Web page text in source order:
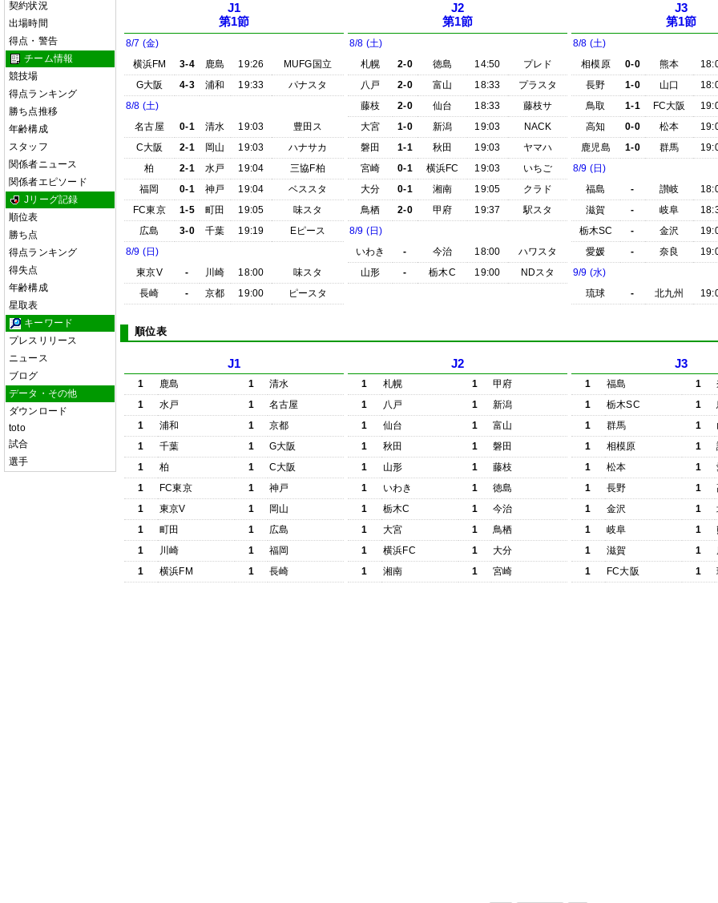
契約状況
出場時間
得点・警告
チーム情報
競技場
得点ランキング
勝ち点推移
年齢構成
スタッフ
関係者ニュース
関係者エピソード
Jリーグ記録
順位表
勝ち点
得点ランキング
得失点
年齢構成
星取表
キーワード
プレスリリース
ニュース
ブログ
データ・その他
ダウンロード
toto
試合
選手
J1
第1節
8/7 (金)
横浜FM
3-4 鹿島 19:26
MUFG国立
G大阪
4-3 浦和 19:33
パナスタ
8/8 (土)
名古屋
0-1 清水 19:03
豊田ス
C大阪
2-1 岡山 19:03
ハナサカ
柏
2-1 水戸 19:04
三協F柏
福岡
0-1 神戸 19:04
ベススタ
FC東京
1-5 町田 19:05
味スタ
広島
3-0 千葉 19:19
Eピース
8/9 (日)
東京V
- 川崎 18:00
味スタ
長崎
- 京都 19:00 ピースタ
J2
第1節
8/8 (土)
札幌
2-0 徳島 14:50
プレド
八戸
2-0 富山 18:33
プラスタ
藤枝
2-0 仙台 18:33
藤枝サ
大宮
1-0 新潟 19:03
NACK
磐田
1-1 秋田 19:03
ヤマハ
宮崎
0-1 横浜FC 19:03
いちご
大分
0-1 湘南 19:05
クラド
鳥栖
2-0 甲府 19:37
駅スタ
8/9 (日)
いわき
- 今治 18:00
ハワスタ
山形
- 栃木C 19:00 NDスタ
J3
第1節
8/8 (土)
相模原
0-0 熊本
長野
1-0 山口
鳥取
1-1 FC大阪
高知
0-0 松本
鹿児島
1-0 群馬
8/9 (日)
福島
- 讃岐
滋賀
- 岐阜
栃木SC
- 金沢
愛媛
- 奈良
9/9 (水)
琉球
- 北九州
順位表
J1
1 鹿島 1
清水
1
水戸 1
名古屋
1
浦和 1
京都
1
千葉 1
G大阪
1
柏 1
C大阪
1
FC東京 1
神戸
1
東京V 1
岡山
1
町田 1
広島
1
川崎 1
福岡
1
横浜FM 1 長崎
J2
1 札幌 1
甲府
1
八戸 1
新潟
1
仙台 1
富山
1
秋田 1
磐田
1
山形 1
藤枝
1
いわき 1
徳島
1
栃木C 1
今治
1
大宮 1
鳥栖
1
横浜FC 1
大分
1
湘南 1 宮崎
J3
1 福島 1
1
栃木SC 1
1
群馬 1
1
相模原 1
1
松本 1
1
長野 1
1
金沢 1
1
岐阜 1
1
滋賀 1
1
FC大阪 1